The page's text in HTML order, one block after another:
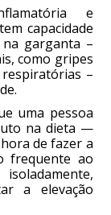
e
capacidade
garganta –
como gripes
–
uma pessoa
na dieta —
de fazer a
frequente ao
a elevação